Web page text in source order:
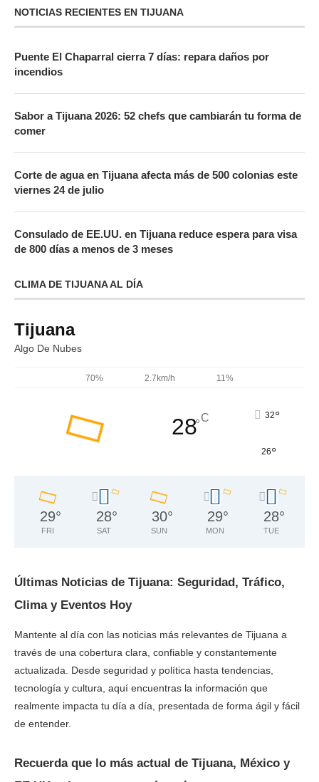
NOTICIAS RECIENTES EN TIJUANA
Puente El Chaparral cierra 7 días: repara daños por
incendios
Sabor a Tijuana 2026: 52 chefs que cambiarán tu forma de
comer
Corte de agua en Tijuana afecta más de 500 colonias este
viernes 24 de julio
Consulado de EE.UU. en Tijuana reduce espera para visa
de 800 días a menos de 3 meses
CLIMA DE TIJUANA AL DÍA
Tijuana
Algo De Nubes
70% 2.7km/h 11%
28°C 32°
26°
29°
FRI
28°
SAT
30°
SUN
29°
MON
28°
TUE
Últimas Noticias de Tijuana: Seguridad, Tráfico,
Clima y Eventos Hoy
Mantente al día con las noticias más relevantes de Tijuana a
través de una cobertura clara, confiable y constantemente
actualizada. Desde seguridad y política hasta tendencias,
tecnología y cultura, aquí encuentras la información que
realmente impacta tu día a día, presentada de forma ágil y fácil
de entender.
Recuerda que lo más actual de Tijuana, México y